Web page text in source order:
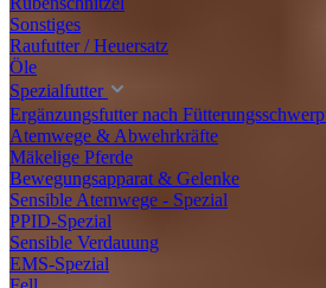
Sonstiges
Raufutter / Heuersatz
Öle
Spezialfutter
Ergänzungsfutter nach
Atemwege & Abwehrkräfte
Mäkelige Pferde
Bewegungsapparat & Gelenke
Sensible Atemwege - Spezial
PPID-Spezial
Sensible Verdauung
EMS-Spezial